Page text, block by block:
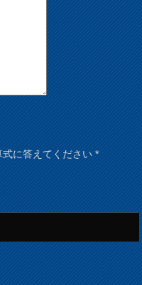
に答えてください*